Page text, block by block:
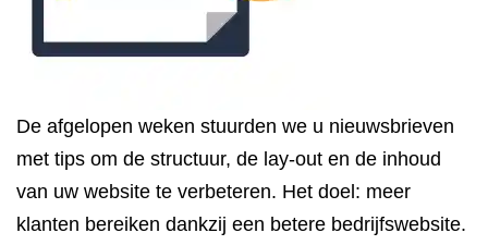
De afgelopen weken stuurden we u nieuwsbrieven
met tips om de structuur, de lay-out en de inhoud
van uw website te verbeteren. Het doel: meer
klanten bereiken dankzij een betere bedrijfswebsite.